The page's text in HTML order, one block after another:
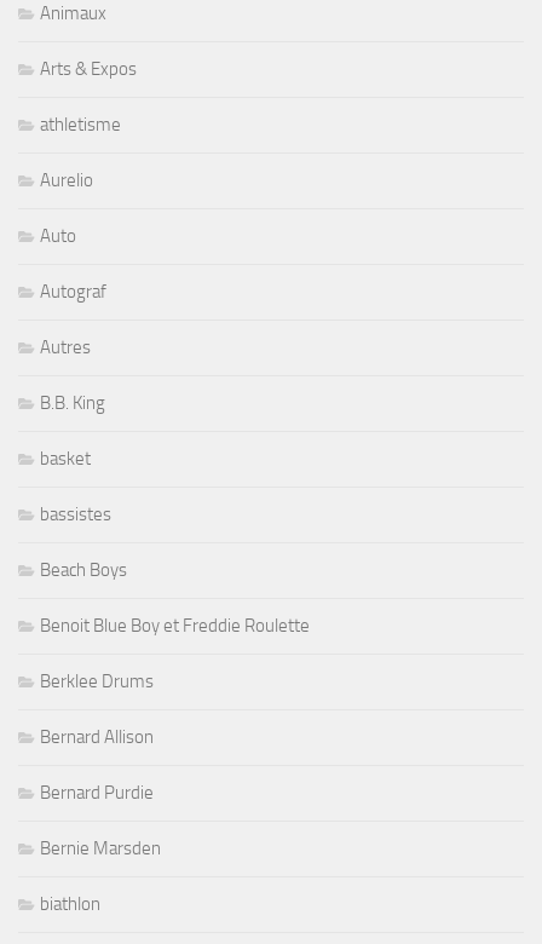
Animaux
Arts & Expos
athletisme
Aurelio
Auto
Autograf
Autres
B.B. King
basket
bassistes
Beach Boys
Benoit Blue Boy et Freddie Roulette
Berklee Drums
Bernard Allison
Bernard Purdie
Bernie Marsden
biathlon